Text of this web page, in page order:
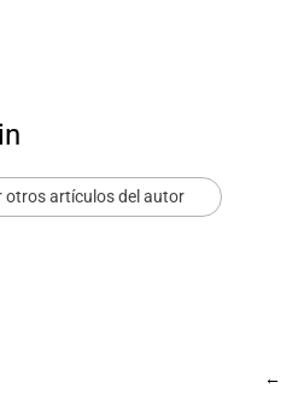
otros artículos del autor
←